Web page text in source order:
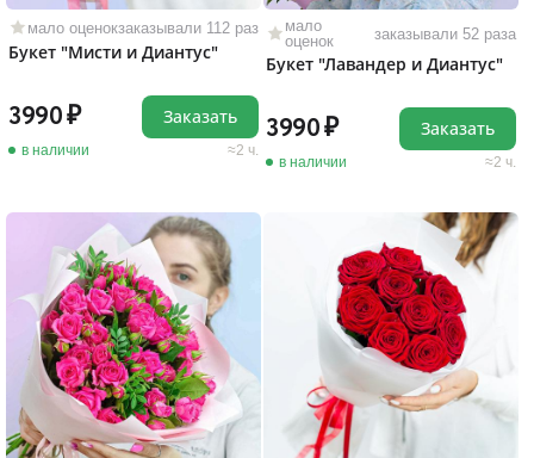
мало оценокзаказывали 112 раз
Букет "Мисти и Диантус"
3990
в наличии 2 ч.
Заказать
мало
оценок
заказывали 52 раза
Букет "Лавандер и Диантус"
3990
в наличии 2 ч.
Заказать